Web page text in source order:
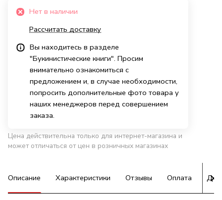
Нет в наличии
Рассчитать доставку
Вы находитесь в разделе
"Букинистические книги". Просим
внимательно ознакомиться с
предложением и, в случае необходимости,
попросить дополнительные фото товара у
наших менеджеров перед совершением
заказа.
Цена действительна только для интернет-магазина и
может отличаться от цен в розничных магазинах
Описание Характеристики Отзывы Оплата